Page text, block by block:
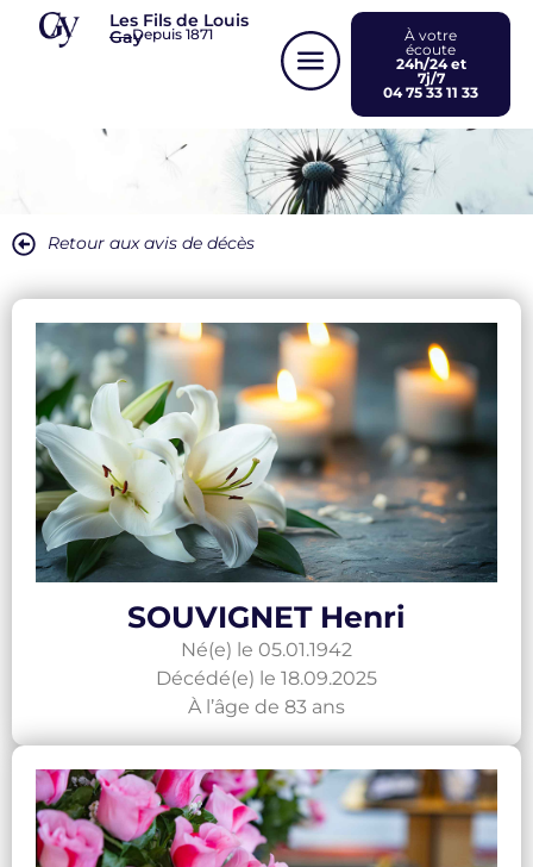
Panneau de gestion des cookies
Les Fils de Louis
GayDepuis 1871
À votre
écoute
24h/24 et
7j/7
04 75 33 11 33
Retour aux avis de décès
SOUVIGNET Henri
Né(e) le 05.01.1942
Décédé(e) le 18.09.2025
À l’âge de 83 ans